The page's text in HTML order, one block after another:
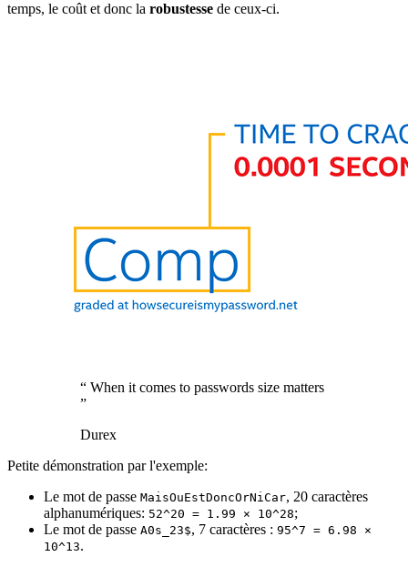
temps, le coût et donc la robustesse de ceux-ci.
“ When it comes to passwords size matters
”
Durex
Petite démonstration par l'exemple:
Le mot de passe MaisOuEstDoncOrNiCar, 20 caractères
alphanumériques: 52^20 = 1.99 × 10^28;
Le mot de passe A0s_23$, 7 caractères : 95^7 = 6.98 ×
10^13.